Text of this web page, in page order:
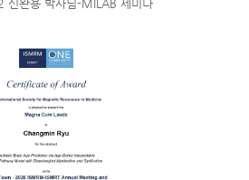
완용 박사님-MILAB 세미나